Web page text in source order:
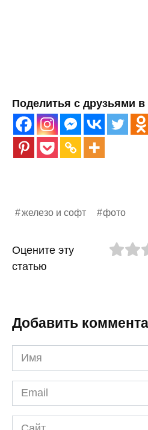
Поделитья с друзьями
железо и софт фото
Оцените эту
статью
Добавить
Имя
*
Email
*
Сайт